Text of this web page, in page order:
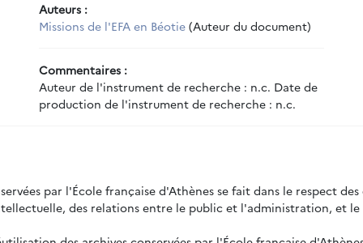
: preliminary notes on the Ljubljana research in 2006 and 2007".
Auteurs :
Missions de l'EFA en Béotie (Auteur du document)
Commentaires :
Auteur de l'instrument de recherche : n.c. Date de
production de l'instrument de recherche : n.c.
par l'École française d'Athènes se fait dans le respect
des relations entre le public et l'administration, et le